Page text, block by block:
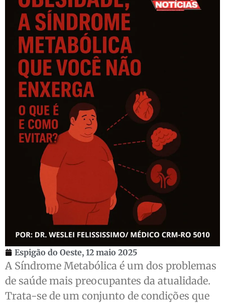
Espigão do Oeste, 12 maio 2025
A Síndrome Metabólica é um dos problemas
de saúde mais preocupantes da atualidade.
Trata-se de um conjunto de condições que